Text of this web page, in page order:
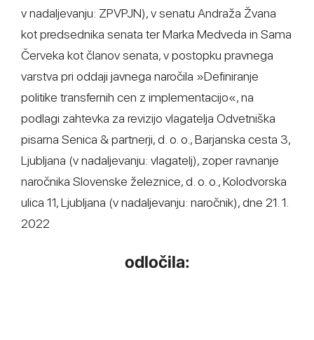
v nadaljevanju: ZPVPJN), v senatu Andraža Žvana
kot predsednika senata ter Marka Medveda in Sama
Červeka kot članov senata, v postopku pravnega
varstva pri oddaji javnega naročila »Definiranje
politike transfernih cen z implementacijo«, na
podlagi zahtevka za revizijo vlagatelja Odvetniška
pisarna Senica & partnerji, d. o. o., Barjanska cesta 3,
Ljubljana (v nadaljevanju: vlagatelj), zoper ravnanje
naročnika Slovenske železnice, d. o. o., Kolodvorska
ulica 11, Ljubljana (v nadaljevanju: naročnik), dne 21. 1.
2022
odločila: